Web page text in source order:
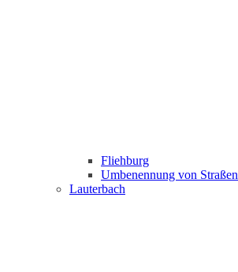
Fliehburg
Umbenennung von
Lauterbach